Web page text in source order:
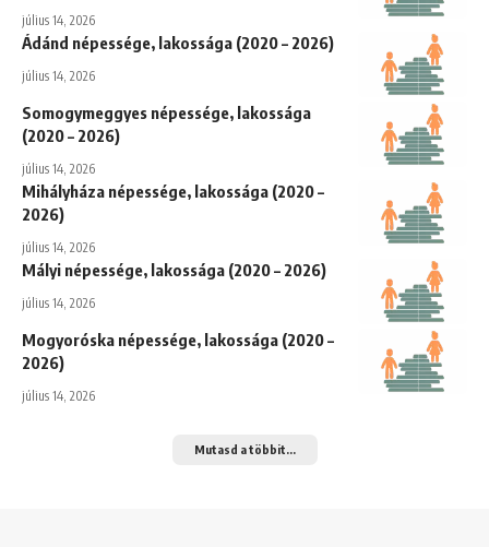
július 14, 2026
Ádánd népessége, lakossága (2020 – 2026)
július 14, 2026
Somogymeggyes népessége, lakossága
(2020 – 2026)
július 14, 2026
Mihályháza népessége, lakossága (2020 –
2026)
július 14, 2026
Mályi népessége, lakossága (2020 – 2026)
július 14, 2026
Mogyoróska népessége, lakossága (2020 –
2026)
július 14, 2026
Mutasd a többit...